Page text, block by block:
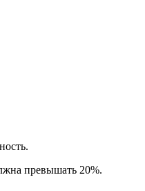
превышать 20%.